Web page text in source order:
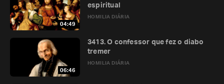
04:49
HOMILIA DIÁRIA
espiritual
06:46
HOMILIA DIÁRIA
3413. O confessor que fez o diabo
tremer